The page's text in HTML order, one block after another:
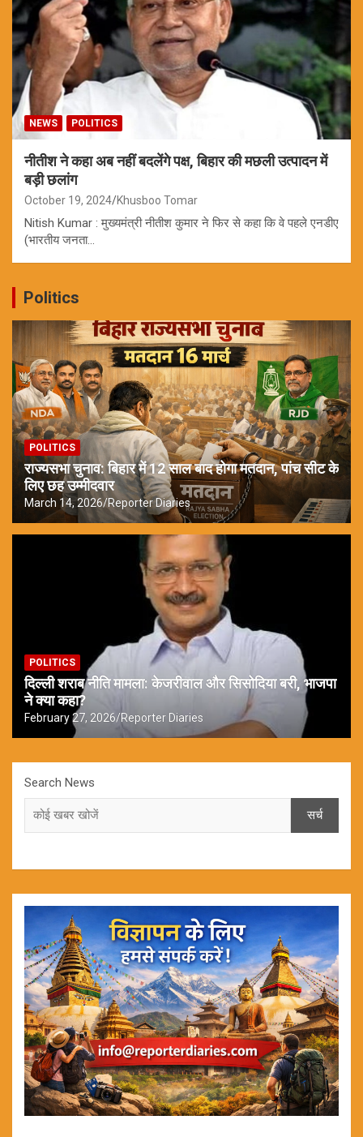
NEWS POLITICS
नीतीश ने कहा अब नहीं बदलेंगे पक्ष, बिहार की मछली उत्पादन में
बड़ी छलांग
October 19, 2024 Khusboo Tomar
Nitish Kumar : मुख्यमंत्री नीतीश कुमार ने फिर से कहा कि वे पहले एनडीए
(भारतीय जनता…
Politics
POLITICS
राज्यसभा चुनाव: बिहार में 12 साल बाद होगा मतदान, पांच सीट के
लिए छह उम्मीदवार
March 14, 2026 Reporter Diaries
POLITICS
दिल्ली शराब नीति मामला: केजरीवाल और सिसोदिया बरी, भाजपा
ने क्या कहा?
February 27, 2026 Reporter Diaries
Search News
सर्च